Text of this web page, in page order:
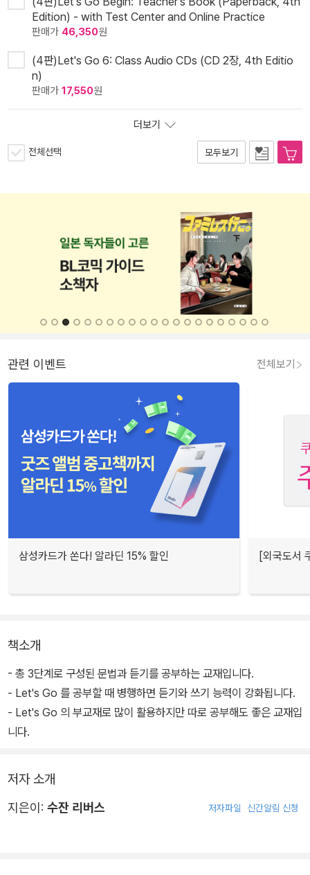
Edition) - with Test Center and Online Practice
판매가 46,350원
(4판)Let's Go 6: Class Audio CDs (CD 2장, 4th Editio
n)
판매가 17,550원
더보기
전체선택 모두보기
관련 이벤트 전체보기
삼성카드가 쏜다! 알라딘 15% 할인 [외국도서
책소개
- 총 3단계로 구성된 문법과 듣기를 공부하는 교재입니다.
- Let's Go 를 공부할 때 병행하면 듣기와 쓰기 능력이 강화됩니다.
- Let's Go 의 부교재로 많이 활용하지만 따로 공부해도 좋은 교재입
니다.
저자 소개
지은이: 수잔 리버스 저자파일 신간알림 신청